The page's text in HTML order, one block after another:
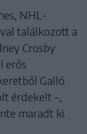
NHL-
találkozott a
Crosby
erős
Galló
érdekelt –,
maradt ki.